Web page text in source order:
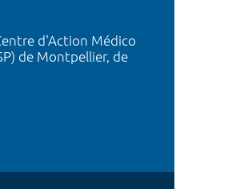
d'Action Médico
de Montpellier, de